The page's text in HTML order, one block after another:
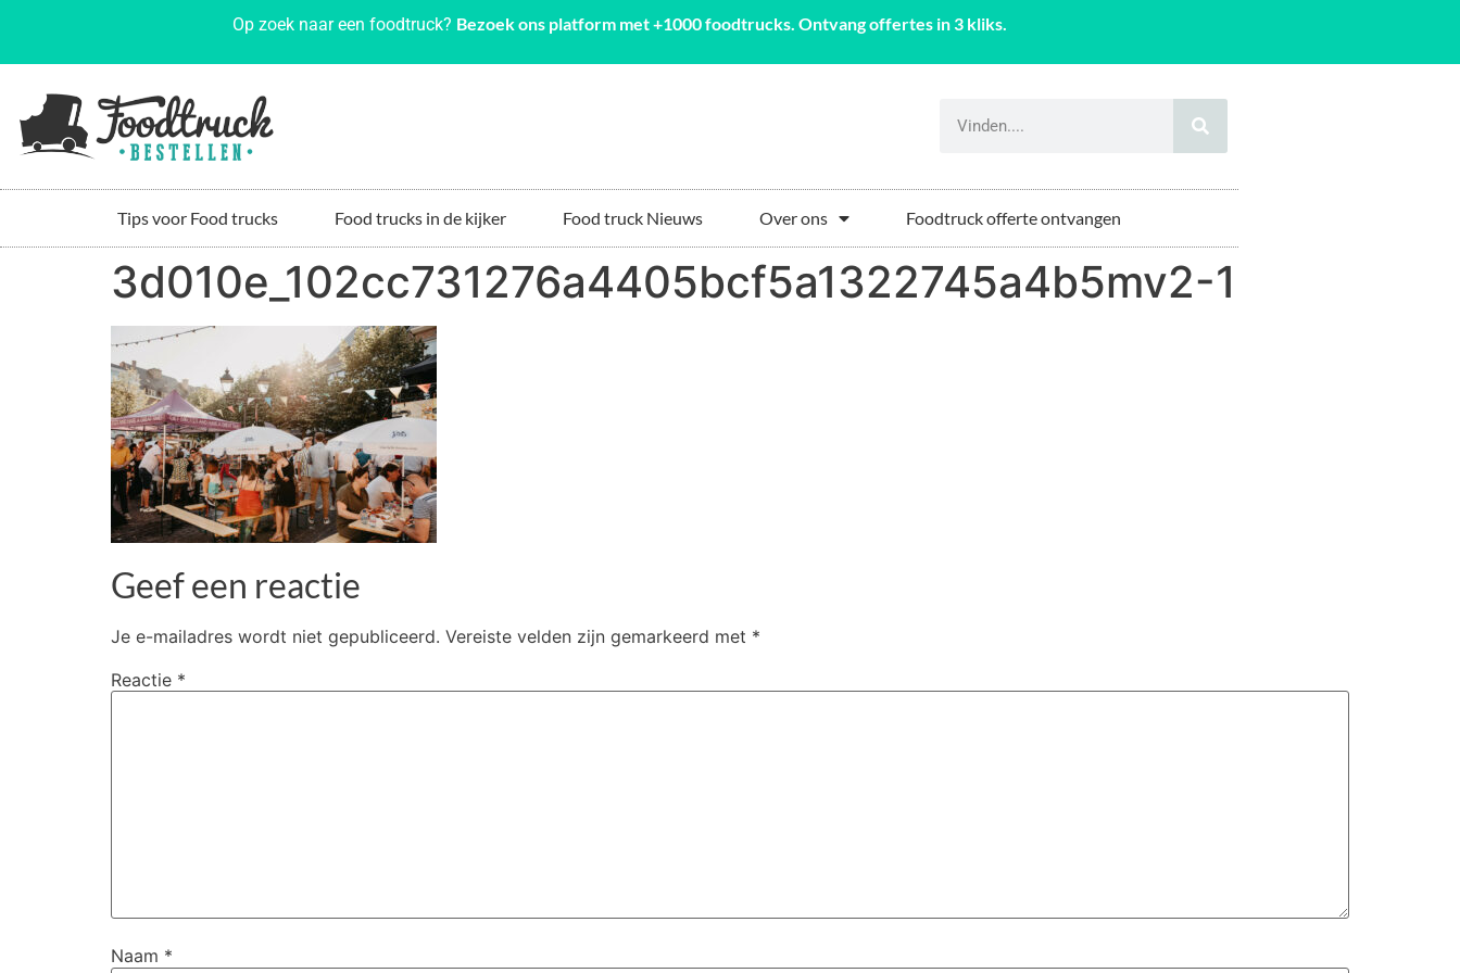
Op zoek naar een foodtruck? Bezoek ons platform met +1000 foodtrucks. Ontvang offertes in 3 kliks.
Tips voor Food trucks Food trucks in de kijker Food truck Nieuws Over ons Foodtruck offerte ontvangen
3d010e_102cc731276a4405bcf5a1322745a4b5mv2-1
Geef een reactie
Je e-mailadres wordt niet gepubliceerd. Vereiste velden zijn gemarkeerd met *
Reactie *
Naam *